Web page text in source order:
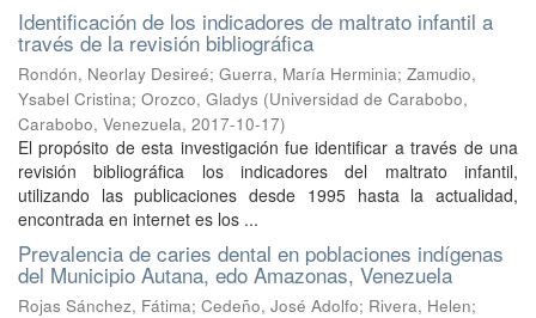
Identificación de los indicadores de maltrato infantil a
través de la revisión bibliográfica
Rondón, Neorlay Desireé; Guerra, María Herminia; Zamudio,
Ysabel Cristina; Orozco, Gladys (Universidad de Carabobo,
Carabobo, Venezuela, 2017-10-17)
El propósito de esta investigación fue identificar a través de una
revisión bibliográfica los indicadores del maltrato infantil,
utilizando las publicaciones desde 1995 hasta la actualidad,
encontrada en internet es los ...
Prevalencia de caries dental en poblaciones indígenas
del Municipio Autana, edo Amazonas, Venezuela
Rojas Sánchez, Fátima; Cedeño, José Adolfo; Rivera, Helen;